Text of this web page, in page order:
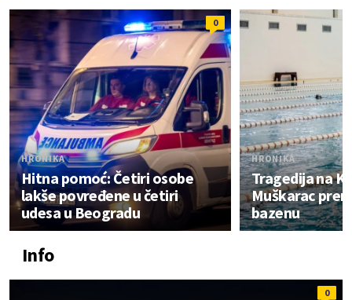
0
HRONIKA
Hitna pomoć: Četiri osobe
lakše povređene u četiri
udesa u Beogradu
HRONIKA
Tragedija na
Muškarac
bazenu
Info
0